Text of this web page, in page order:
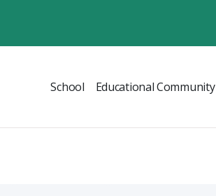
School Educational Community